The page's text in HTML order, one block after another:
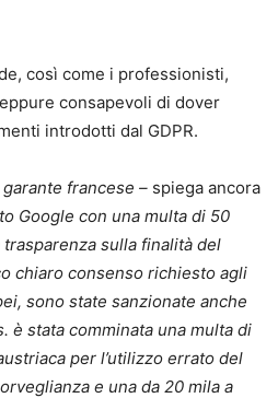
così come i professionisti,
consapevoli di dover
introdotti dal GDPR.
garante francese – spiega ancora
Google con una multa di 50
sulla finalità del
chiaro consenso richiesto agli
sono state sanzionate anche
è stata comminata una multa di
per l’utilizzo errato del
e una da 20 mila a